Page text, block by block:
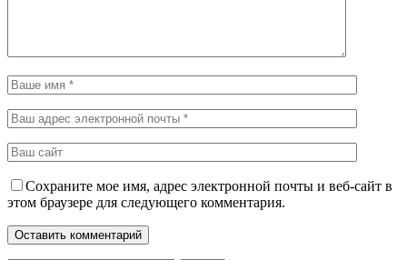
Сохраните мое имя, адрес электронной почты и веб-сайт в
этом браузере для следующего комментария.